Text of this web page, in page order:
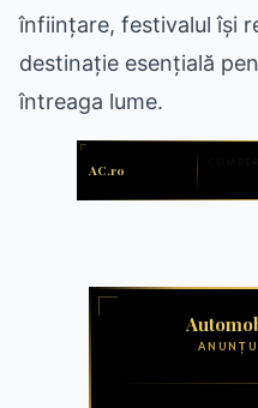
înființare, festivalul își
destinație esențială
întreaga lume.